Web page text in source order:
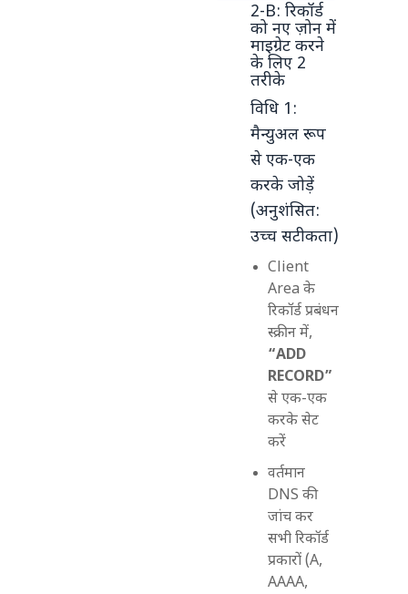
2-B: रिकॉर्ड
को नए ज़ोन में
माइग्रेट करने
के लिए 2
तरीके
विधि 1:
मैन्युअल रूप
से एक-एक
करके जोड़ें
(अनुशंसित:
उच्च सटीकता)
Client
Area के
रिकॉर्ड प्रबंधन
स्क्रीन में,
“ADD
RECORD”
से एक-एक
करके सेट
करें
वर्तमान
DNS की
जांच कर
सभी रिकॉर्ड
प्रकारों (A,
AAAA,